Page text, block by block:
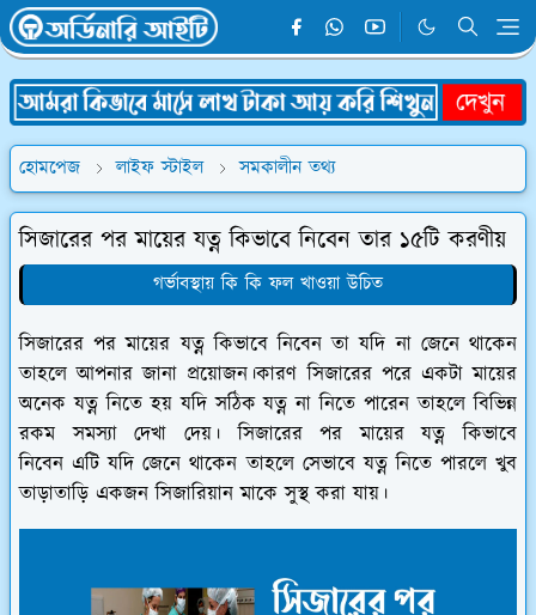
হোমপেজ লাইফ স্টাইল সমকালীন তথ্য
সিজারের পর মায়ের যত্ন কিভাবে নিবেন তার ১৫টি করণীয়
গর্ভাবস্থায় কি কি ফল খাওয়া উচিত
সিজারের পর মায়ের যত্ন কিভাবে নিবেন তা যদি না জেনে থাকেন
তাহলে আপনার জানা প্রয়োজন।কারণ সিজারের পরে একটা মায়ের
অনেক যত্ন নিতে হয় যদি সঠিক যত্ন না নিতে পারেন তাহলে বিভিন্ন
রকম সমস্যা দেখা দেয়। সিজারের পর মায়ের যত্ন কিভাবে
নিবেন এটি যদি জেনে থাকেন তাহলে সেভাবে যত্ন নিতে পারলে খুব
তাড়াতাড়ি একজন সিজারিয়ান মাকে সুস্থ করা যায়।